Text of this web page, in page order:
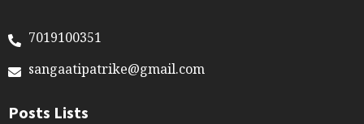
7019100351
sangaatipatrike@gmail.com
Posts Lists